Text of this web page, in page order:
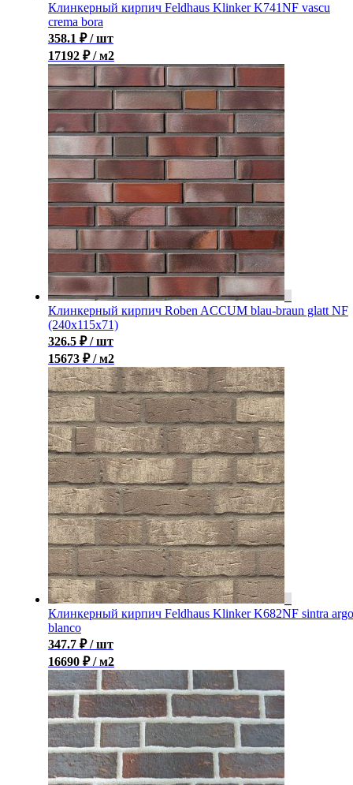
Клинкерный кирпич Feldhaus Klinker K741NF vascu
crema bora
358.1 ₽ / шт
17192 ₽ / м2
Клинкерный кирпич Roben ACCUM blau-braun glatt NF
(240х115х71)
326.5 ₽ / шт
15673 ₽ / м2
Клинкерный кирпич Feldhaus Klinker K682NF sintra argo
blanco
347.7 ₽ / шт
16690 ₽ / м2